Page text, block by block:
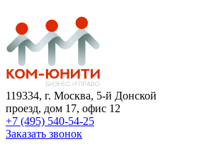
119334, г. Москва, 5-й Донской
проезд, дом 17, офис 12
+7 (495) 540-54-25
Заказать звонок